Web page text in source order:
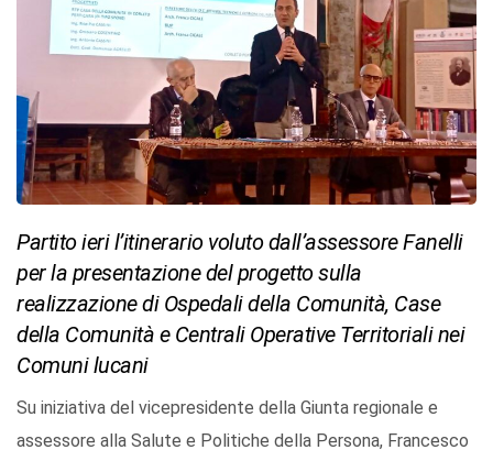
Partito ieri l’itinerario voluto dall’assessore Fanelli
per la presentazione del progetto sulla
realizzazione di Ospedali della Comunità, Case
della Comunità e Centrali Operative Territoriali nei
Comuni lucani
Su iniziativa del vicepresidente della Giunta regionale e
assessore alla Salute e Politiche della Persona, Francesco